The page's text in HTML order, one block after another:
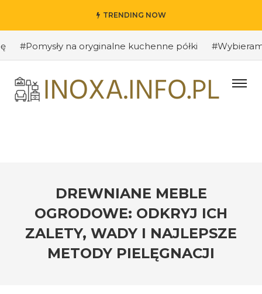
TRENDING NOW
na oryginalne kuchenne półki #Wybieramy
DREWNIANE MEBLE
OGRODOWE: ODKRYJ ICH
ZALETY, WADY I NAJLEPSZE
METODY PIELĘGNACJI